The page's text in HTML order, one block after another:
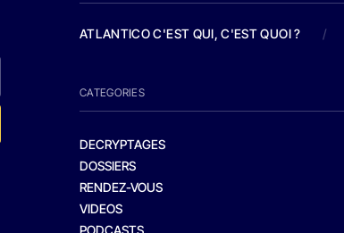
ATLANTICO C'EST QUI, C'EST QUOI ? /
CATEGORIES
DECRYPTAGES
DOSSIERS
RENDEZ-VOUS
VIDEOS
PODCASTS